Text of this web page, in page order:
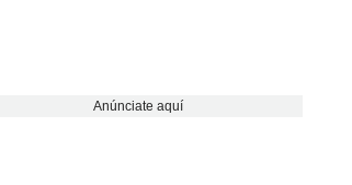
Anúnciate aquí